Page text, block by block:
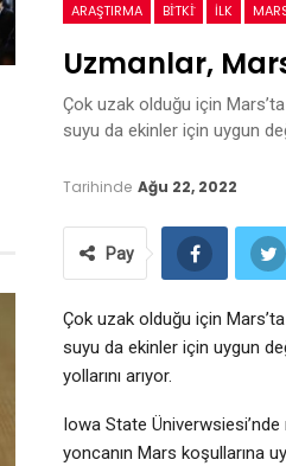
ARAŞTIRMA BİTKİ İLK
Uzmanlar,
Çok uzak olduğu için
suyu da ekinler için uygun
Tarihinde Ağu 22, 2022
Pay
Çok uzak olduğu için
suyu da ekinler için uygun
yollarını arıyor.
Iowa State
yoncanın Mars koşullarına